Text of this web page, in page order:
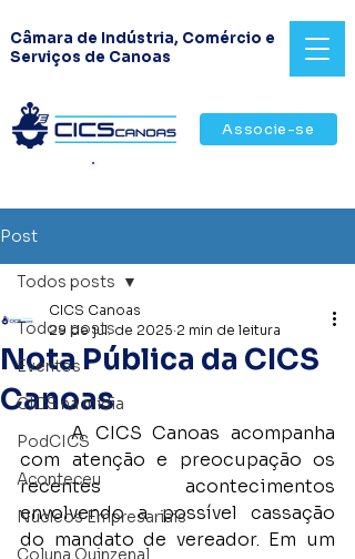
Câmara de Indústria, Comércio e
Serviços de Canoas
Associe-se
Post
Todos posts
Eventos
CICS na mídia
PodCICS
Aconteceu
Núcleos Empresariais
Coluna Quinzenal
Todos posts
Nota Pública da CICS
Canoas
CICS Canoas
29 de jul. de 2025 2 min de leitura
	A CICS Canoas acompanha
com atenção e preocupação os
recentes acontecimentos
envolvendo a possível cassação
do mandato de vereador. Em um